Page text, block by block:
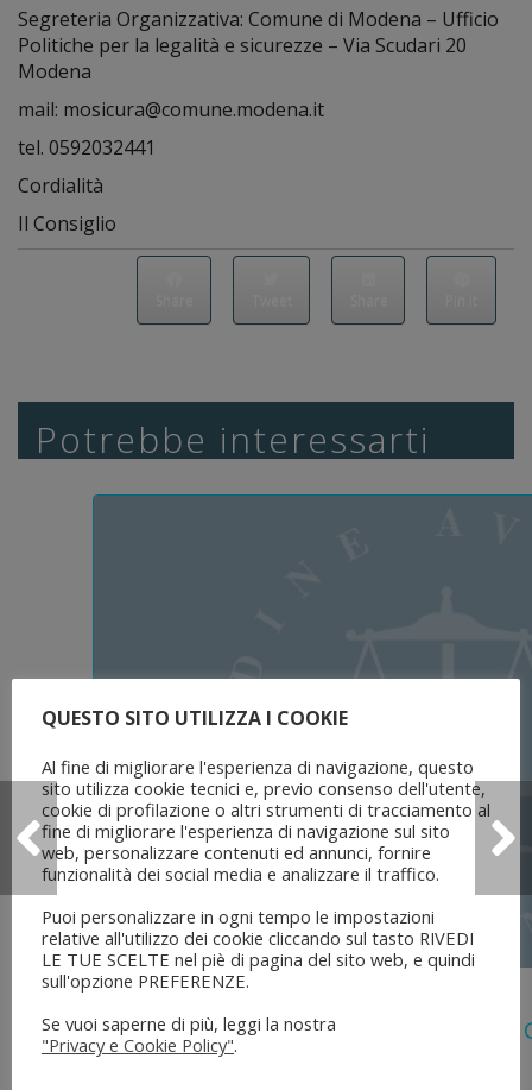
Segreteria Organizzativa: Comune di Modena – Ufficio
Politiche per la legalità e sicurezze – Via Scudari 20
Modena
mail: mosicura@comune.modena.it
tel. 0592032441
Cordialità
Il Consiglio
Potrebbe interessarti
5 Agosto 2026
Legge 28 Luglio 2026 N. 137 “delega
Dell’ordinamento Forense”
QUESTO SITO UTILIZZA I COOKIE
Al fine di migliorare l'esperienza di navigazione, questo
sito utilizza cookie tecnici e, previo consenso dell'utente,
cookie di profilazione o altri strumenti di tracciamento al
fine di migliorare l'esperienza di navigazione sul sito
web, personalizzare contenuti ed annunci, fornire
funzionalità dei social media e analizzare il traffico.
Puoi personalizzare in ogni tempo le impostazioni
relative all'utilizzo dei cookie cliccando sul tasto RIVEDI
LE TUE SCELTE nel piè di pagina del sito web, e quindi
sull'opzione PREFERENZE.
Se vuoi saperne di più, leggi la nostra
"Privacy e Cookie Policy".